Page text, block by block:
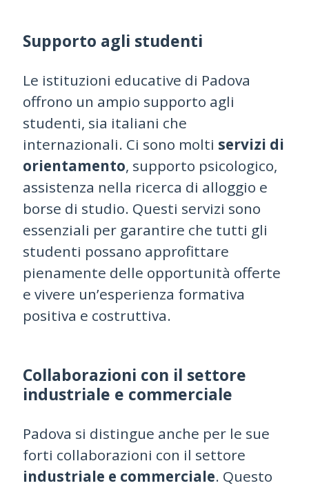
Supporto agli studenti
Le istituzioni educative di Padova
offrono un ampio supporto agli
studenti, sia italiani che
internazionali. Ci sono molti servizi di
orientamento, supporto psicologico,
assistenza nella ricerca di alloggio e
borse di studio. Questi servizi sono
essenziali per garantire che tutti gli
studenti possano approfittare
pienamente delle opportunità offerte
e vivere un’esperienza formativa
positiva e costruttiva.
Collaborazioni con il settore
industriale e commerciale
Padova si distingue anche per le sue
forti collaborazioni con il settore
industriale e commerciale. Questo